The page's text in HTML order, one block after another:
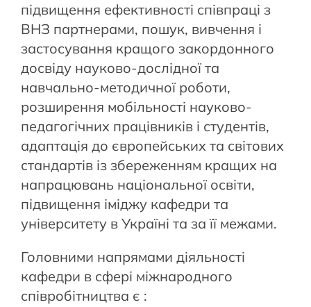
підвищення ефективності співпраці з
ВНЗ партнерами, пошук, вивчення і
застосування кращого закордонного
досвіду науково-дослідної та
навчально-методичної роботи,
розширення мобільності науково-
педагогічних працівників і студентів,
адаптація до європейських та світових
стандартів із збереженням кращих на
напрацювань національної освіти,
підвищення іміджу кафедри та
університету в Україні та за її межами.
Головними напрямами діяльності
кафедри в сфері міжнародного
співробітництва є :